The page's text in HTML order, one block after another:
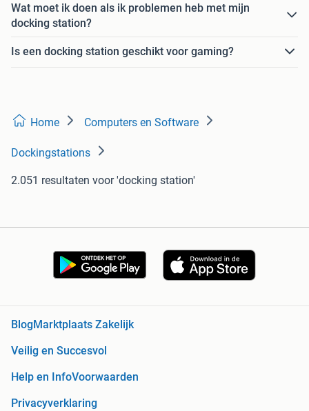
Wat moet ik doen als ik problemen heb met mijn
docking station?
Is een docking station geschikt voor gaming?
Home Computers en Software
Dockingstations
2.051 resultaten voor 'docking station'
BlogMarktplaats Zakelijk
Veilig en Succesvol
Help en InfoVoorwaarden
Privacyverklaring